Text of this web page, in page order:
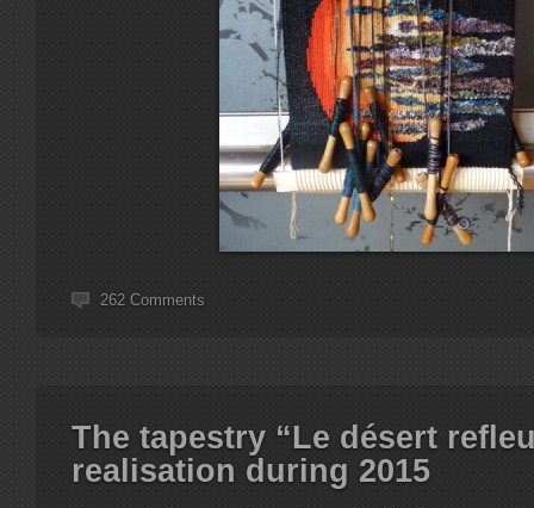
262 Comments
The tapestry “Le désert
realisation during 2015